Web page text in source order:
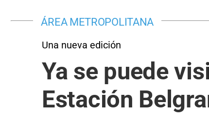
ÁREA METROPOLITANA
Una nueva edición
Ya se puede
Estación